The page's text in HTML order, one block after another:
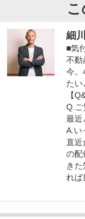
こ
細
■気
不動
今。
たい
【
Q.ご
最近
A.い
直近
の配
き
れば